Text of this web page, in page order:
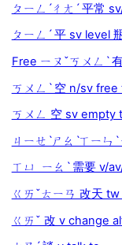
ㄆㄧㄥˊㄔㄤˊ 平常
ㄆㄧㄥˊ 平 sv level
Free ㄧㄡˇㄎㄨㄥˋ
ㄎㄨㄥˋ 空 n/sv free
ㄎㄨㄥ 空 sv empty
ㄐㄧㄝˋㄕㄠˋㄒㄧ
ㄒㄩ ㄧㄠˋ 需要 v/
ㄍㄞˇㄊㄧㄢ 改天
ㄍㄞˇ 改 v change